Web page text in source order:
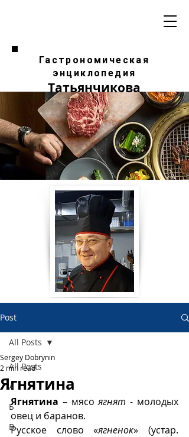
Гастрономическая
энциклопедия
Татьянчикова
Post
All Posts
А
Б
В
All Posts
Ягнятина
Sergey Dobrynin
2 min read
Ягнятина – мясо ягнят - молодых
овец и баранов.
Русское слово «ягненок